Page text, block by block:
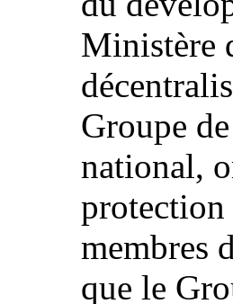
Ministère
Groupe
national,
protection
membres
que le